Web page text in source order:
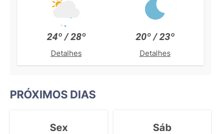
24º / 28º
Detalhes
20º / 23º
Detalhes
PRÓXIMOS DIAS
Sex Sáb